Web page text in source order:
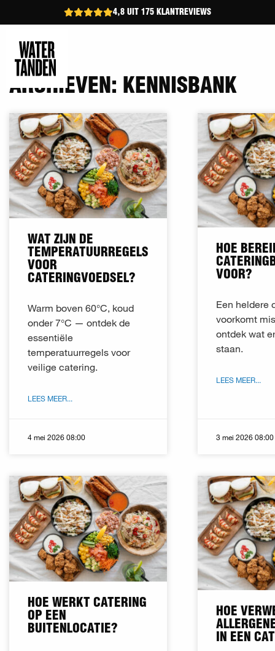
4,8 UIT 175 KLANTREVIEWS
ARCHIEVEN: KENNISBANK
WAT ZIJN DE
TEMPERATUURREGELS
VOOR
CATERINGVOEDSEL?
Warm boven 60°C, koud
onder 7°C — ontdek de
essentiële
temperatuurregels voor
veilige catering.
LEES MEER...
4 mei 2026 08:00
HOE
VOOR?
Een heldere
voorkomt
ontdek wat
staan.
LEES MEER...
3 mei 2026 08:00
HOE WERKT CATERING
OP EEN
BUITENLOCATIE?
HOE
IN EEN